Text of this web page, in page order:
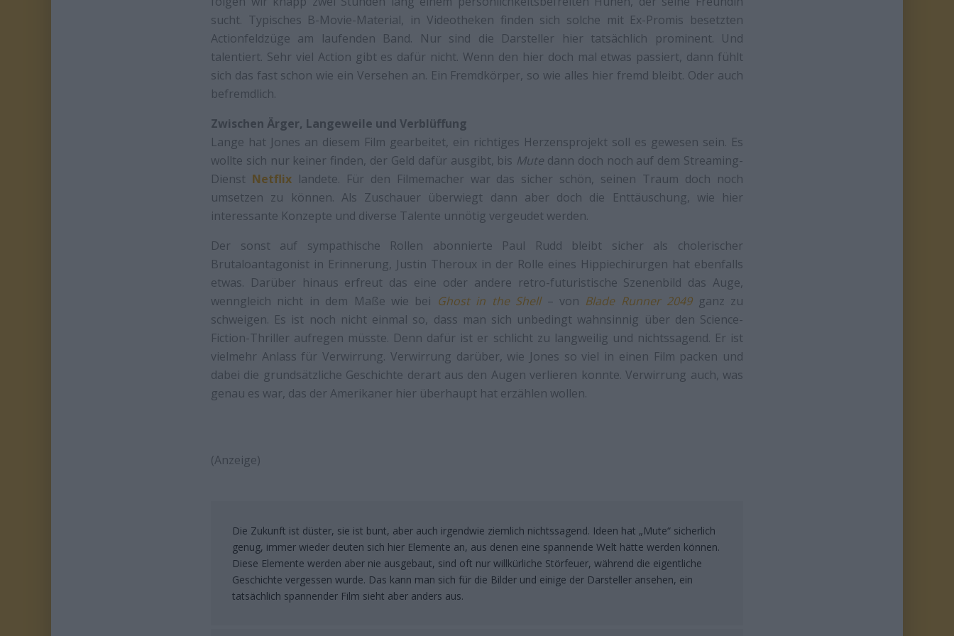
sucht. Typisches B-Movie-Material, in Videotheken finden sich solche mit Ex-Promis besetzten
Actionfeldzüge am laufenden Band. Nur sind die Darsteller hier tatsächlich prominent. Und
talentiert. Sehr viel Action gibt es dafür nicht. Wenn den hier doch mal etwas passiert, dann fühlt
sich das fast schon wie ein Versehen an. Ein Fremdkörper, so wie alles hier fremd bleibt. Oder auch
befremdlich.
Zwischen Ärger, Langeweile und Verblüffung
Lange hat Jones an diesem Film gearbeitet, ein richtiges Herzensprojekt soll es gewesen sein. Es
wollte sich nur keiner finden, der Geld dafür ausgibt, bis Mute dann doch noch auf dem Streaming-
Dienst Netflixlandete. Für den Filmemacher war das sicher schön, seinen Traum doch noch
umsetzen zu können. Als Zuschauer überwiegt dann aber doch die Enttäuschung, wie hier
interessante Konzepte und diverse Talente unnötig vergeudet werden.
Der sonst auf sympathische Rollen abonnierte Paul Rudd bleibt sicher als cholerischer
Brutaloantagonist in Erinnerung, Justin Theroux in der Rolle eines Hippiechirurgen hat ebenfalls
etwas. Darüber hinaus erfreut das eine oder andere retro-futuristische Szenenbild das Auge,
wenngleich nicht in dem Maße wie bei Ghost in the Shell– von Blade Runner 2049ganz zu
schweigen. Es ist noch nicht einmal so, dass man sich unbedingt wahnsinnig über den Science-
Fiction-Thriller aufregen müsste. Denn dafür ist er schlicht zu langweilig und nichtssagend. Er ist
vielmehr Anlass für Verwirrung. Verwirrung darüber, wie Jones so viel in einen Film packen und
dabei die grundsätzliche Geschichte derart aus den Augen verlieren konnte. Verwirrung auch, was
genau es war, das der Amerikaner hier überhaupt hat erzählen wollen.
(Anzeige)
Die Zukunft ist düster, sie ist bunt, aber auch irgendwie ziemlich nichtssagend. Ideen hat „Mute“ sicherlich
genug, immer wieder deuten sich hier Elemente an, aus denen eine spannende Welt hätte werden können.
Diese Elemente werden aber nie ausgebaut, sind oft nur willkürliche Störfeuer, während die eigentliche
Geschichte vergessen wurde. Das kann man sich für die Bilder und einige der Darsteller ansehen, ein
tatsächlich spannender Film sieht aber anders aus.